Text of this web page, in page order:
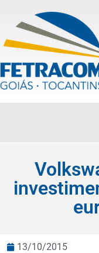
13/10/2015